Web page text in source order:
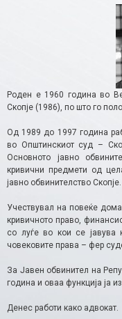
Роден е 1960 година во
Скопје (1986), по што го
Од 1989 до 1997 година
во Општинскиот суд –
Основното јавно
кривични предмети од
јавно обвинителство Скопје.
Учествувал на повеќе
кривичното право,
со луѓе во кои се јавува
човековите права – фер
За Јавен обвинител на
година и оваа функција ја
Денес работи како адвокат.